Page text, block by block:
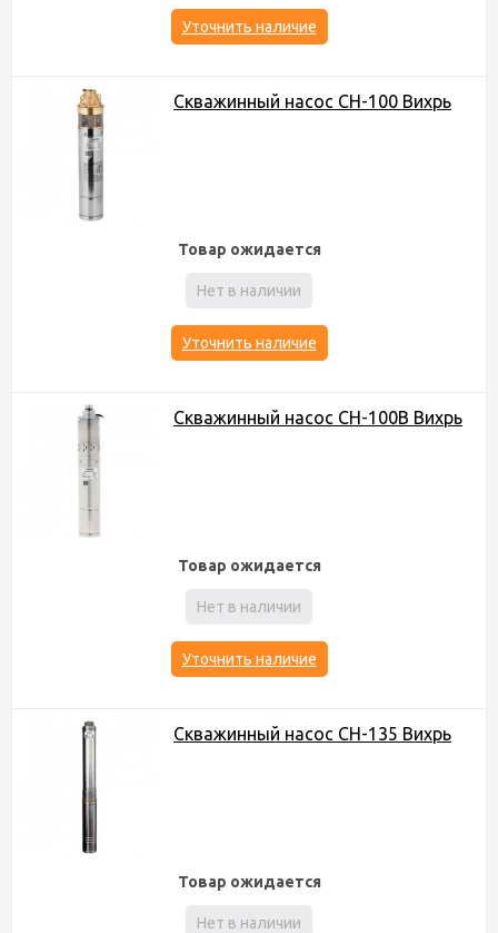
Уточнить наличие
Скважинный насос СН-100 Вихрь
Товар ожидается
Нет в наличии
Уточнить наличие
Скважинный насос СН-100B Вихрь
Товар ожидается
Нет в наличии
Уточнить наличие
Скважинный насос СН-135 Вихрь
Товар ожидается
Нет в наличии